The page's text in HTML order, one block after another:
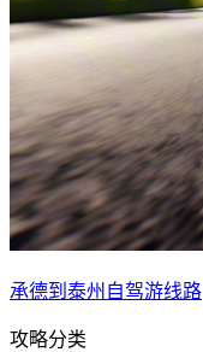
承德到泰州自驾游线路
攻略分类